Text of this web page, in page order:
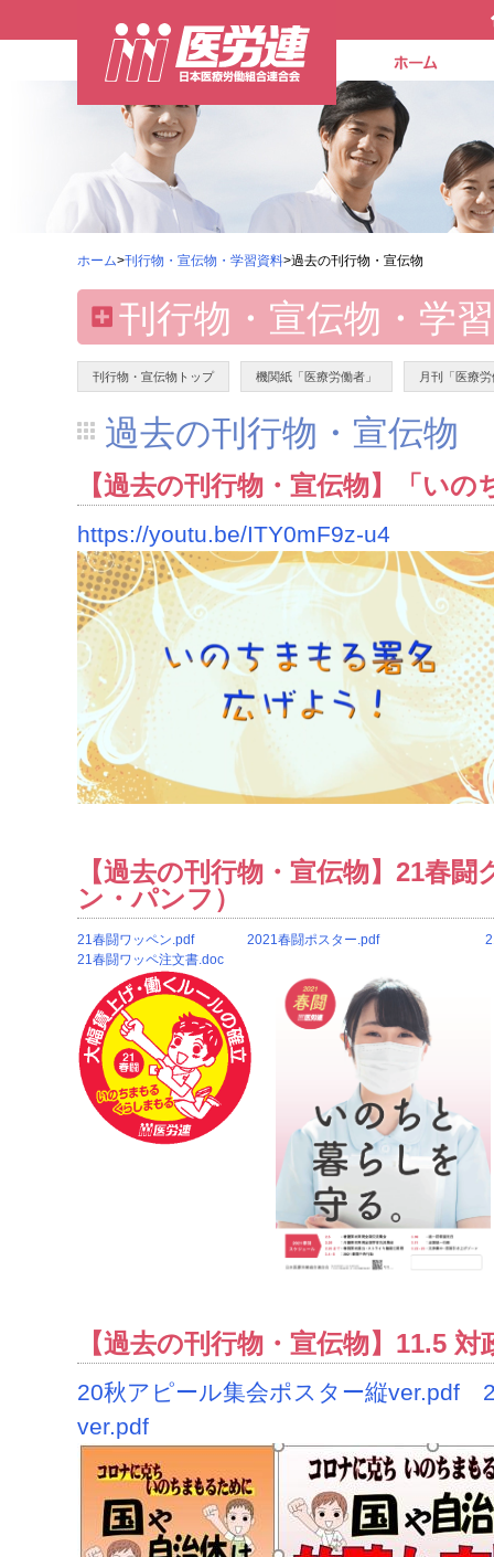
ホーム>刊行物・宣伝物・学習資料>過去の刊行物・宣伝物
刊行物・宣伝物・学
刊行物・宣伝物トップ 機関紙「医療労働者」 月刊「医療
過去の刊行物・宣伝物
【過去の刊行物・宣伝物】「いの
https://youtu.be/ITY0mF9z-u4
【過去の刊行物・宣伝物】21春
ン・パンフ）
21春闘ワッペン.pdf 2021春闘ポスター.pdf
21春闘ワッペ注文書.doc
【過去の刊行物・宣伝物】11.5
20秋アピール集会ポスター縦ver.pdf
ver.pdf